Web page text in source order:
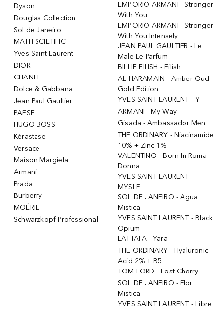
Dyson
Douglas Collection
Sol de Janeiro
MATH SCIETIFIC
Yves Saint Laurent
DIOR
CHANEL
Dolce & Gabbana
Jean Paul Gaultier
PAESE
HUGO BOSS
Kérastase
Versace
Maison Margiela
Armani
Prada
Burberry
MOÉRIE
Schwarzkopf Professional
EMPORIO ARMANI - Stronger
With You
EMPORIO ARMANI - Stronger
With You Intensely
JEAN PAUL GAULTIER - Le
Male Le Parfum
BILLIE EILISH - Eilish
AL HARAMAIN - Amber Oud
Gold Edition
YVES SAINT LAURENT - Y
ARMANI - My Way
Gisada - Ambassador Men
THE ORDINARY - Niacinamide
10% + Zinc 1%
VALENTINO - Born In Roma
Donna
YVES SAINT LAURENT -
MYSLF
SOL DE JANEIRO - Agua
Mistica
YVES SAINT LAURENT - Black
Opium
LATTAFA - Yara
THE ORDINARY - Hyaluronic
Acid 2% + B5
TOM FORD - Lost Cherry
SOL DE JANEIRO - Flor
Mistica
YVES SAINT LAURENT - Libre